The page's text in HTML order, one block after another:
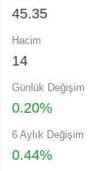
45.35
Hacim
14
Günlük Değişim
0.20%
6 Aylık Değişim
0.44%